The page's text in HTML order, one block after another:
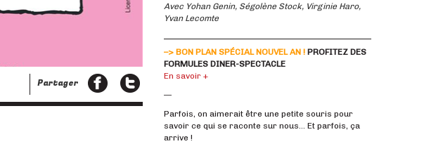
Partager
Avec Yohan Genin, Ségolène Stock, Virginie Haro,
Yvan Lecomte
–> BON PLAN SPÉCIAL NOUVEL AN !PROFITEZ DES
FORMULES DINER-SPECTACLE
En savoir +
—
Parfois, on aimerait être une petite souris pour
savoir ce qui se raconte sur nous… Et parfois, ça
arrive !